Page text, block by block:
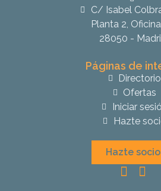
C/ Isabel
Planta 2,
28050 -
Páginas de
Directorio
Ofertas
Iniciar
Hazte
Hazte socio